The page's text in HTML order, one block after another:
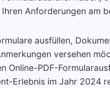
Anforderungen am
ausfüllen,
versehen
Online-PDF-
Erlebnis im Jahr 2024